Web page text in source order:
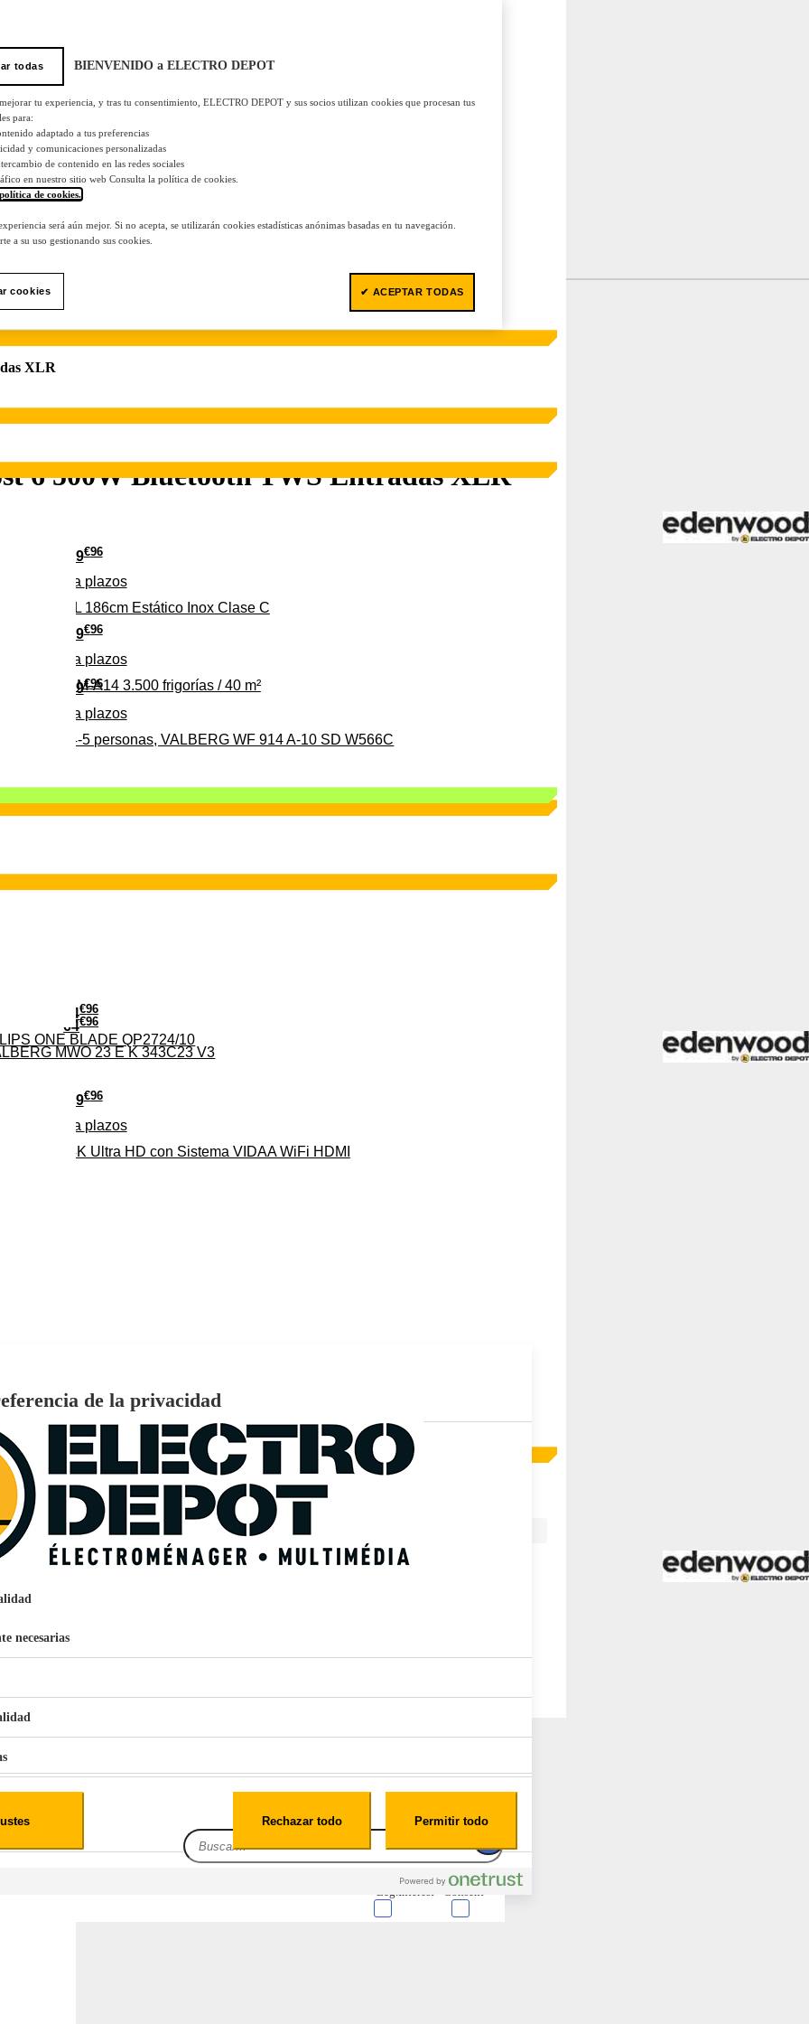
279€96
Pago a plazos
para 4-5 personas, VALBERG WF 914 A-10 SD W566C
349€96
Pago a plazos
C 315L 186cm Estático Inox Clase C
64€96
MWO 23 E K 343C23 V3
369€96
Pago a plazos
CLIM-A14 3.500 frigorías / 40 m²
1,1L Limpia Sofás Alfombras Coche SP3
24€96
ONE BLADE QP2724/10
279€96
Pago a plazos
EL 4K Ultra HD con Sistema VIDAA WiFi HDMI
159€ 96
Pago aplazos
EcoTank EPSON ET-2861
XLR
6 500W Bluetooth TWS Entradas XLR
todas BIENVENIDO a ELECTRO DEPOT
tu experiencia, y tras tu consentimiento, ELECTRO DEPOT y sus socios utilizan cookies que procesan tus
para:
adaptado a tus preferencias
y comunicaciones personalizadas
de contenido en las redes sociales
en nuestro sitio web Consulta la política de cookies.
de cookies.
será aún mejor. Si no acepta, se utilizarán cookies estadísticas anónimas basadas en tu navegación.
a su uso gestionando sus cookies.
cookies ✔ ACEPTAR TODAS
de la privacidad
necesarias
web, los datos pueden almacenarse o recuperarse de tu navegador, generalmente en forma de cookies.
Consent
Leg.Interest
Rechazar todo Permitir todo